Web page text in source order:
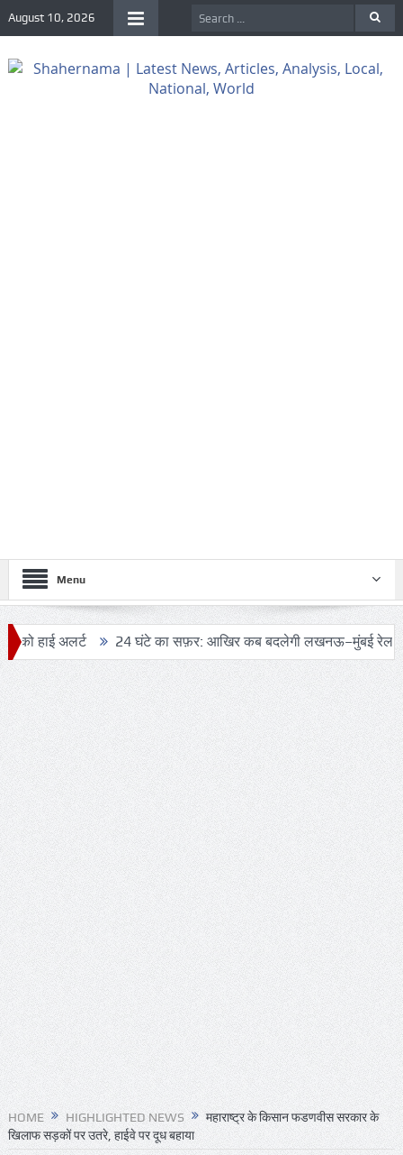
August 10, 2026
Menu
24 घंटे का सफ़र: आखिर कब बदलेगी लखनऊ–मुंबई रेल यात्रा की
HOME HIGHLIGHTED NEWS
महाराष्ट्र के किसान फडणवीस सरकार के
खिलाफ सड़कों पर उतरे, हाईवे पर दूध बहाया